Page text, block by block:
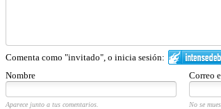
Comenta como "invitado", o inicia sesión:
Nombre
Correo
Aparece junto a tus comentarios. No se